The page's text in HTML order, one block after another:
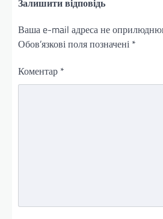
Залишити відповідь
Ваша e-mail адреса не
Обов’язкові поля позначені *
Коментар *